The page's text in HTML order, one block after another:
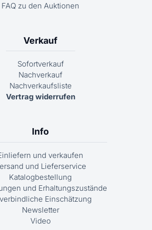
FAQ zu den Auktionen
Verkauf
Sofortverkauf
Nachverkauf
Nachverkaufsliste
Vertrag widerrufen
Info
und verkaufen
und Lieferservice
Katalogbestellung
und Erhaltungszustände
Einschätzung
Newsletter
Video